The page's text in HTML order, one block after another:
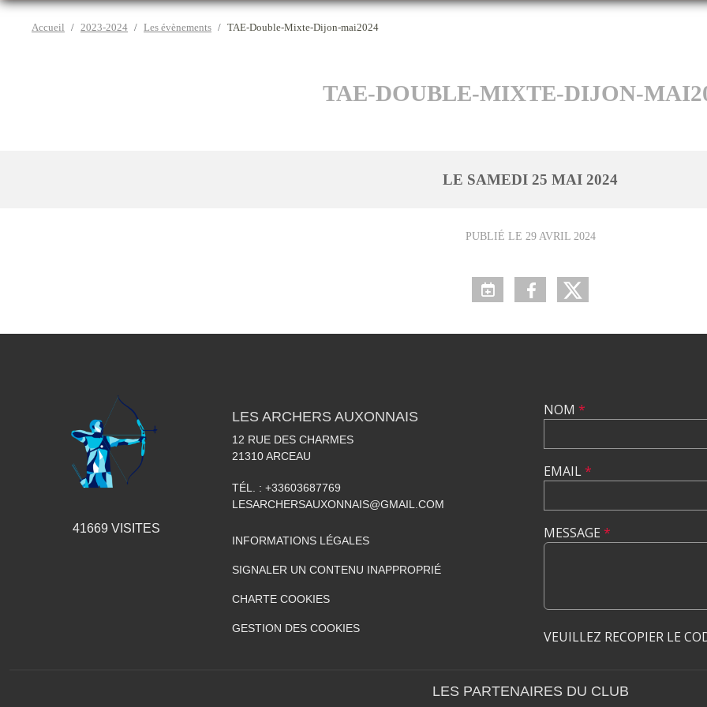
Accueil 2023-2024 Les évènements TAE-Double-Mixte-Dijon-mai2024
TAE-DOUBLE-MIXTE-DIJON-
LE SAMEDI 25 MAI 2024
PUBLIÉ LE 29 AVRIL 2024
41669 VISITES
LES ARCHERS AUXONNAIS
12 RUE DES CHARMES
21310ARCEAU
TÉL. : +33603687769
LESARCHERSAUXONNAIS@GMAIL.COM
INFORMATIONS LÉGALES
SIGNALER UN CONTENU INAPPROPRIÉ
CHARTE COOKIES
GESTION DES COOKIES
NOM *
EMAIL*
MESSAGE *
VEUILLEZ RECOPIER LE
LES PARTENAIRES DU CLUB